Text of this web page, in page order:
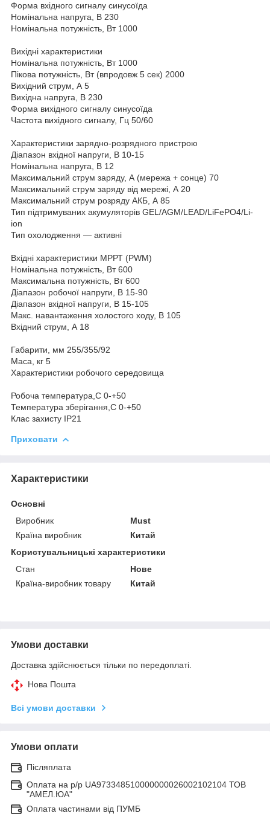
Форма вхідного сигналу синусоїда
Номінальна напруга, В 230
Номінальна потужність, Вт 1000
Вихідні характеристики
Номінальна потужність, Вт 1000
Пікова потужність, Вт (впродовж 5 сек) 2000
Вихідний струм, А 5
Вихідна напруга, В 230
Форма вихідного сигналу синусоїда
Частота вихідного сигналу, Гц 50/60
Характеристики зарядно-розрядного пристрою
Діапазон вхідної напруги, В 10-15
Номінальна напруга, В 12
Максимальний струм заряду, А (мережа + сонце) 70
Максимальний струм заряду від мережі, А 20
Максимальний струм розряду АКБ, А 85
Тип підтримуваних акумуляторів GEL/AGM/LEAD/LiFePO4/Li-
ion
Тип охолодження — активні
Вхідні характеристики МРРТ (PWM)
Номінальна потужність, Вт 600
Максимальна потужність, Вт 600
Діапазон робочої напруги, В 15-90
Діапазон вхідної напруги, В 15-105
Макс. навантаження холостого ходу, В 105
Вхідний струм, А 18
Габарити, мм 255/355/92
Маса, кг 5
Характеристики робочого середовища
Робоча температура,С 0-+50
Температура зберігання,С 0-+50
Клас захисту IP21
Приховати
Характеристики
Основні
Виробник
Must
Країна виробник
Китай
Користувальницькі характеристики
Стан
Нове
Країна-виробник товару
Китай
Умови доставки
Доставка здійснюється тільки по передоплаті.
Нова Пошта
Всі умови доставки
Умови оплати
Післяплата
Оплата на р/р UA973348510000000026002102104 ТОВ
"АМЕЛ.ЮА"
Оплата частинами від ПУМБ